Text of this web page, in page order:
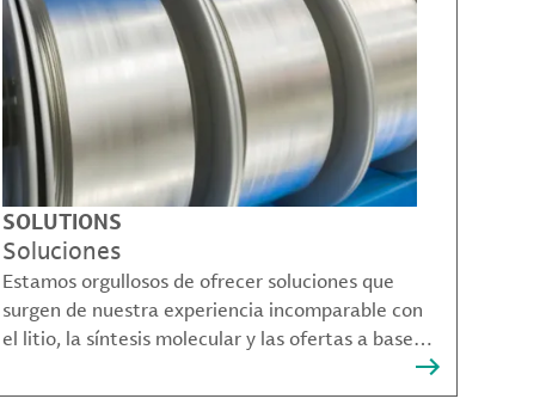
SOLUTIONS
Soluciones
Estamos orgullosos de ofrecer soluciones que
surgen de nuestra experiencia incomparable con
el litio, la síntesis molecular y las ofertas a base
bromo que resuelven muchos de los desafíos más
complejos de nuestros clientes.